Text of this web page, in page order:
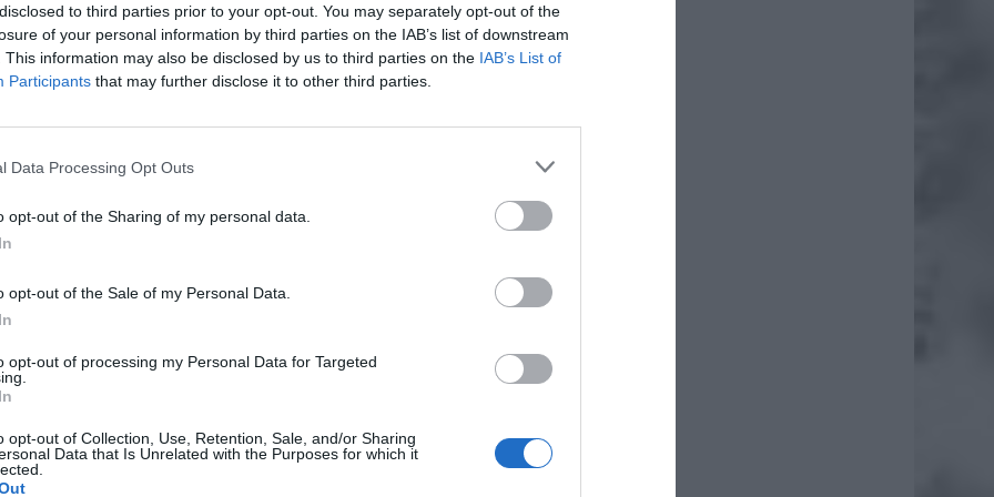
to third parties prior to your opt-out. You may separately opt-out of the
of your personal information by third parties on the IAB’s list of downstream
This information may also be disclosed by us to third parties on the IAB’s List of
Participants that may further disclose it to other third parties.
Data Processing Opt Outs
opt-out of the Sharing of my personal data.
opt-out of the Sale of my Personal Data.
opt-out of processing my Personal Data for Targeted
opt-out of Collection, Use, Retention, Sale, and/or Sharing
Data that Is Unrelated with the Purposes for which it
Fot. Straż Graniczna
około godz. 17 zauważyliśmy 11 żołnierzy białoruskich, którzy cięli
Skierowaliśmy w ten rejon dodatkowe patrole. Na ich widok żołnierze
zaczęli rzucać kamieniami, oślepiać laserami. Padały również wyzwiska pod
służb, Polaków, Polski. Trwało to wszystko godzinę, po czym służby białoruskie